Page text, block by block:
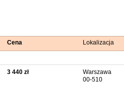
Cena Lokalizacja
3 440 zł
Warszawa
00-510